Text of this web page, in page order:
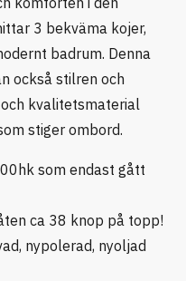
3 bekväma kojer,
badrum. Denna
också stilren och
kvalitetsmaterial
stiger ombord.
som endast gått
ca 38 knop på topp!
nypolerad, nyoljad